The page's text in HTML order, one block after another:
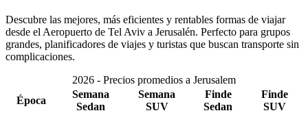
Descubre las mejores, más eficientes y rentables formas de viajar
desde el Aeropuerto de Tel Aviv a Jerusalén. Perfecto para grupos
grandes, planificadores de viajes y turistas que buscan transporte sin
complicaciones.
2026 - Precios promedios a Jerusalem
Época
Semana
Sedan
Semana
SUV
Finde
Sedan
Finde
SUV